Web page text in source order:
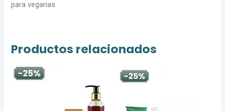
para veganas
Productos relacionados